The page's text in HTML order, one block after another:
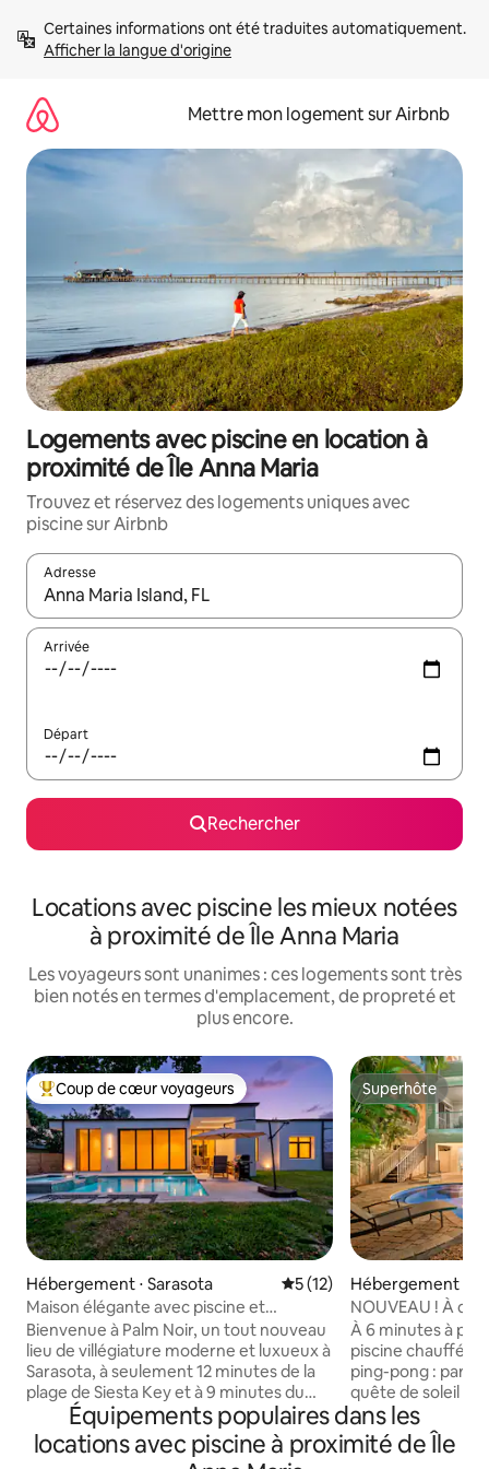
directement
Afficher la langue d'origine
Mettre mon logement sur Airbnb
Logements avec piscine en location à
proximité de Île Anna Maria
Trouvez et réservez des logements uniques avec
piscine sur Airbnb
Adresse
Lorsque les résultats s'affichent, utilisez les flèches vers le
Arrivée
Départ
Rechercher
Locations avec piscine les mieux notées
à proximité de Île Anna Maria
Les voyageurs sont unanimes : ces logements sont très
bien notés en termes d'emplacement, de propreté et
plus encore.
Coups de cœur voyageurs les plus appréciés
Coup de cœur voyageurs
Hébergement ⋅ Sarasota Évaluation moyenne sur la
5 (12)
Maison élégante avec piscine et
4 chambres près de Siesta Key « Palm
Noir »
Bienvenue à Palm Noir, un tout nouveau
lieu de villégiature moderne et luxueux à
Sarasota, à seulement 12 minutes de la
plage de Siesta Key et à 9 minutes du
centre-ville. Cette superbe maison avec
piscine dispose de hauts plafonds, de
fenêtres et de portes résistantes, de
Superhôte
Superhôte
Hébergement ⋅
NOUVEAU ! À
jacuzzi, piscine,
À 6 minutes à
piscine chauffée,
ping-pong :
quête de soleil ! 3 chambres - 2 lits king
size, 2 lits
(6 couchages)
chefs + barbecue
Équipements populaires dans les
locations avec piscine à proximité de Île